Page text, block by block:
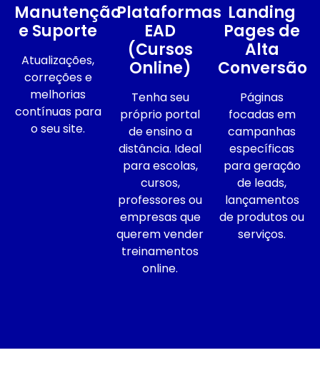
Manutenção
e Suporte
Atualizações,
correções e
melhorias
contínuas para
o seu site.
Plataformas
EAD
(Cursos
Online)
Tenha seu
próprio portal
de ensino a
distância. Ideal
para escolas,
cursos,
professores ou
empresas que
querem vender
treinamentos
online.
Landing
Pages de
Alta
Conversão
Páginas
focadas em
campanhas
específicas
para geração
de leads,
lançamentos
de produtos ou
serviços.